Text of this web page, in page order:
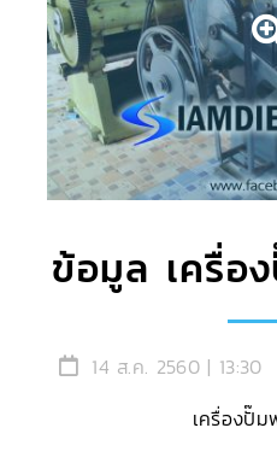
ข้อมูล เครื่อ
14 ส.ค. 2560 | 13:30
เครื่องปั๊ม